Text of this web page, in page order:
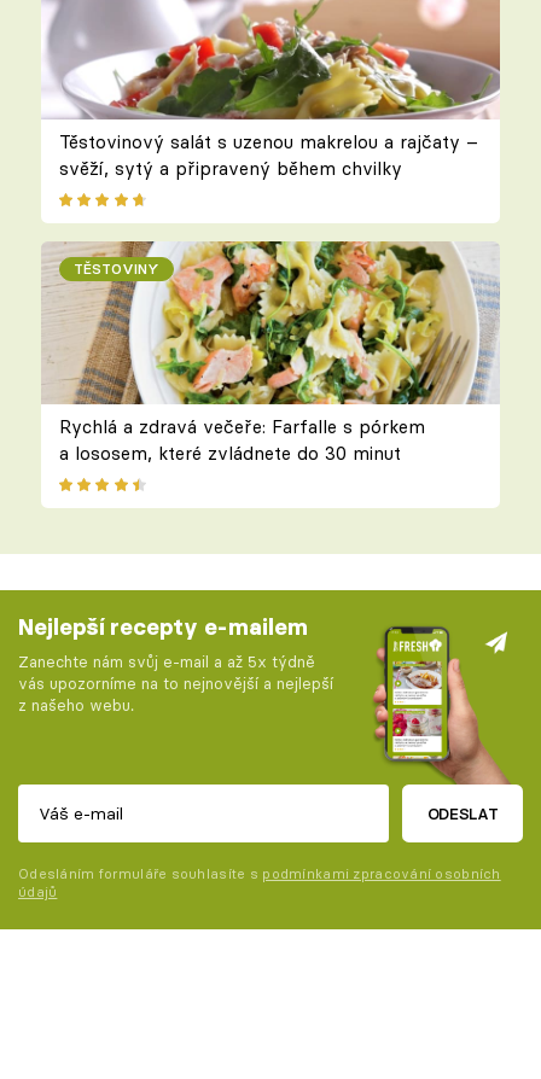
Těstovinový salát s uzenou makrelou a rajčaty –
svěží, sytý a připravený během chvilky
TĚSTOVINY
Rychlá a zdravá večeře: Farfalle s pórkem
a lososem, které zvládnete do 30 minut
Nejlepší recepty e-mailem
Zanechte nám svůj e-mail a až 5x týdně
vás upozorníme na to nejnovější a nejlepší
z našeho webu.
ODESLAT
Odesláním formuláře souhlasíte s podmínkami zpracování osobních
údajů